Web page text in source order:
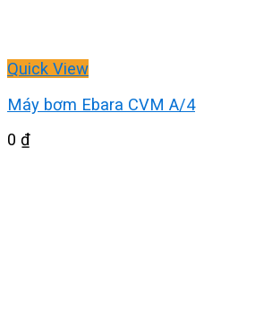
Quick View
Máy bơm Ebara CVM A/4
0 ₫